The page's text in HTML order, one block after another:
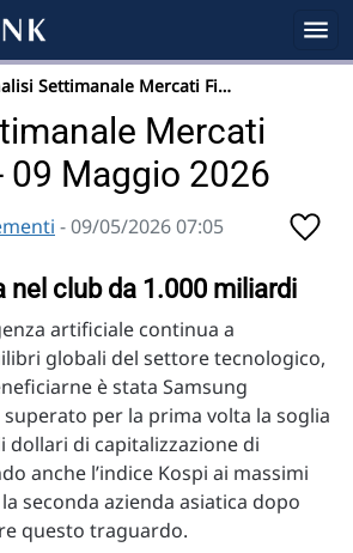
Settimanale Mercati Fi…
Mercati
09 Maggio 2026
- 09/05/2026 07:05
nel club da 1.000 miliardi
artificiale continua a
globali del settore tecnologico,
è stata Samsung
superato per la prima volta la soglia
dollari di capitalizzazione di
anche l’indice Kospi ai massimi
seconda azienda asiatica dopo
questo traguardo.